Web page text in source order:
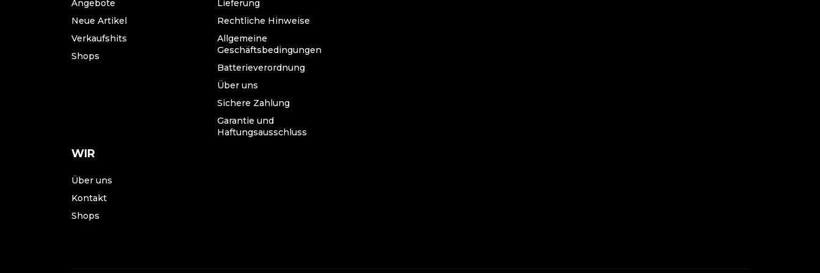
Angebote
Neue Artikel
Verkaufshits
Shops
Lieferung
Rechtliche Hinweise
Allgemeine
Geschäftsbedingungen
Batterieverordnung
Über uns
Sichere Zahlung
Garantie und
Haftungsausschluss
WIR
Über uns
Kontakt
Shops